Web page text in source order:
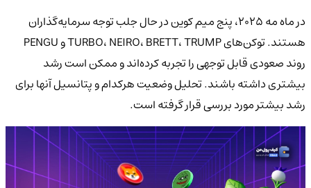
در ماه مه 2025، پنج میم کوین در حال جلب توجه سرمایه‌گذاران
هستند. توکن‌های TURBO، NEIRO، BRETT، TRUMP و PENGU
روند صعودی قابل توجهی را تجربه کرده‌اند و ممکن است رشد
بیشتری داشته باشند. تحلیل وضعیت هرکدام و پتانسیل آنها برای
رشد بیشتر مورد بررسی قرار گرفته است.